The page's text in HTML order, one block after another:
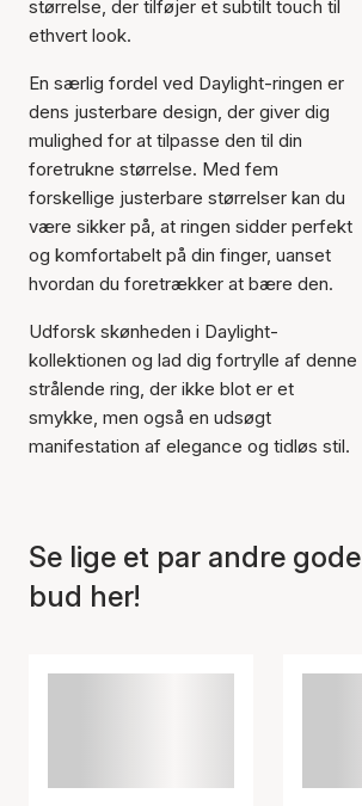
Varen er tilføjet til kurven
størrelse, der tilføjer et subtilt touch til
ethvert look.
En særlig fordel ved Daylight-ringen er
dens justerbare design, der giver dig
mulighed for at tilpasse den til din
foretrukne størrelse. Med fem
forskellige justerbare størrelser kan du
være sikker på, at ringen sidder perfekt
og komfortabelt på din finger, uanset
hvordan du foretrækker at bære den.
Udforsk skønheden i Daylight-
kollektionen og lad dig fortrylle af denne
strålende ring, der ikke blot er et
smykke, men også en udsøgt
manifestation af elegance og tidløs stil.
Se lige et par andre gode
bud her!